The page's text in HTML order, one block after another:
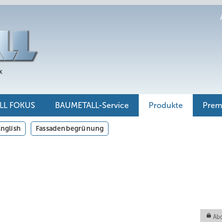
FOKUS BAUMETALL-Service Produkte
Fassadenbegrünung